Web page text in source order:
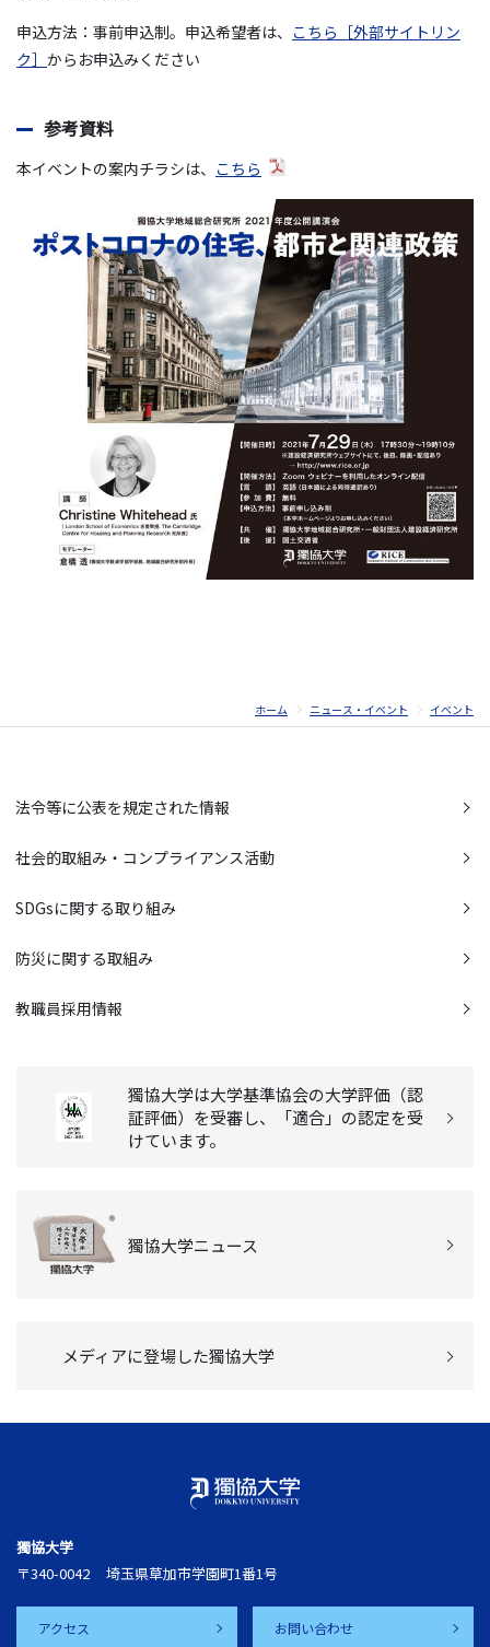
申込方法：事前申込制。申込希望者は、 こちら［外部サイトリン
ク］ からお申込みください
参考資料
本イベントの案内チラシは、 こちら
ホーム ニュース・イベント イベント
法令等に公表を規定された情報
社会的取組み・コンプライアンス活動
SDGsに関する取り組み
防災に関する取組み
教職員採用情報
獨協大学は大学基準協会の大学評価（認
証評価）を受審し、「適合」の認定を受
けています。
獨協大学ニュース
メディアに登場した獨協大学
獨協大学
〒340-0042
埼玉県草加市学園町1番1号
アクセス お問い合わせ